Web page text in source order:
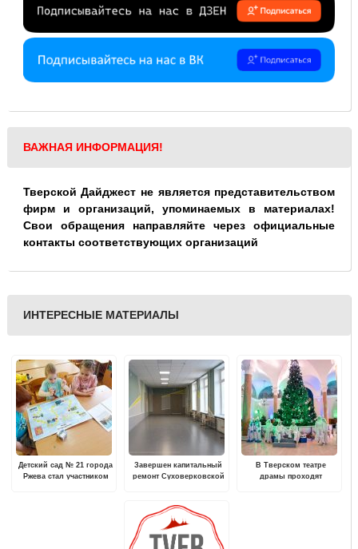
ВАЖНАЯ ИНФОРМАЦИЯ!
Тверской Дайджест не является представительством
фирм и организаций, упоминаемых в материалах!
Свои обращения направляйте через официальные
контакты соответствующих организаций
ИНТЕРЕСНЫЕ МАТЕРИАЛЫ
Детский сад № 21 города
Ржева стал участником
Завершен капитальный
ремонт Суховерковской
школы
В Тверском театре
драмы проходят